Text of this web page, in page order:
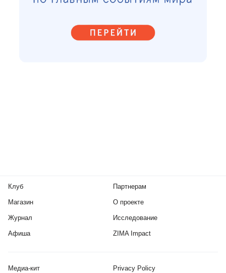
Клуб
Магазин
Журнал
Афиша
Партнерам
О проекте
Исследование
ZIMA Impact
Медиа-кит Privacy Policy